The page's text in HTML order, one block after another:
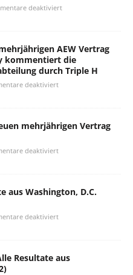
deaktiviert
AEW Vertrag
kommentiert die
durch Triple H
deaktiviert
mehrjährigen Vertrag
deaktiviert
aus Washington, D.C.
deaktiviert
Resultate aus